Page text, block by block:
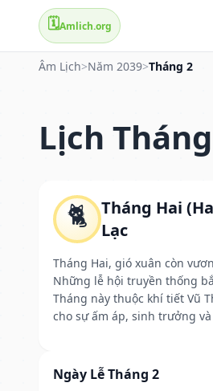
🗓️Amlich.org
Âm Lịch>Năm 2039>Tháng 2
Lịch
🐈
Tháng Hai
Lạc
Tháng Hai, gió xuân còn
Những lễ hội truyền thống
Tháng này thuộc khí tiết Vũ
cho sự ấm áp, sinh trưởng
Ngày Lễ Tháng 2